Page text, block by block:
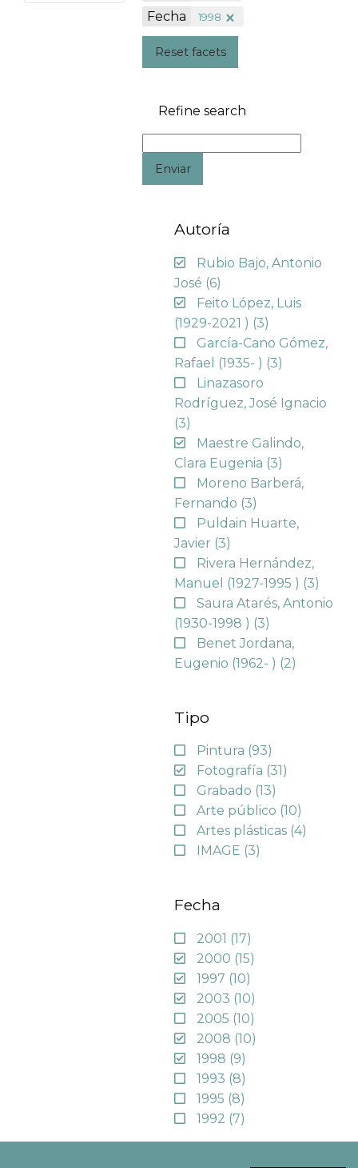
Fecha 1998
Reset facets
Refine search
Enviar
Autoría
Rubio Bajo, Antonio
José (6)
Feito López, Luis
(1929-2021 ) (3)
García-Cano Gómez,
Rafael (1935- ) (3)
Linazasoro
Rodríguez, José Ignacio
(3)
Maestre Galindo,
Clara Eugenia (3)
Moreno Barberá,
Fernando (3)
Puldain Huarte,
Javier (3)
Rivera Hernández,
Manuel (1927-1995 ) (3)
Saura Atarés, Antonio
(1930-1998 ) (3)
Benet Jordana,
Eugenio (1962- ) (2)
Tipo
Pintura (93)
Fotografía (31)
Grabado (13)
Arte público (10)
Artes plásticas (4)
IMAGE (3)
Fecha
2001 (17)
2000 (15)
1997 (10)
2003 (10)
2005 (10)
2008 (10)
1998 (9)
1993 (8)
1995 (8)
1992 (7)